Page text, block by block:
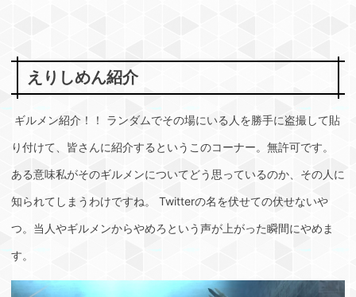
えりしめん紹介
ギルメン紹介！！ ランダムでその場にいる人を勝手に盗撮して貼
り付けて、皆さんに紹介するというこのコーナー。無許可です。
ある意味私がそのギルメンについてどう思っているのか、その人に
知られてしまうわけですね。 Twitterの名を伏せての伏せないや
つ。当人やギルメンからやめろという声が上がった瞬間にやめま
す。